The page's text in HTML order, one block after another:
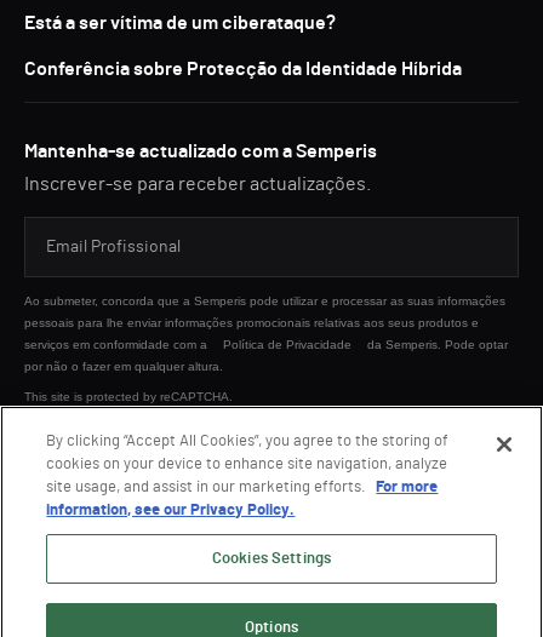
Está a ser vítima de um ciberataque?
Conferência sobre Protecção da Identidade Híbrida
Mantenha-se actualizado com a Semperis
Inscrever-se para receber actualizações.
Ao submeter, concorda que a Semperis pode utilizar e processar as suas informações
pessoais para lhe enviar informações promocionais relativas aos seus produtos e
serviços em conformidade com a
Política de Privacidade
da Semperis. Pode optar
por não o fazer em qualquer altura.
This site is protected by reCAPTCHA.
ENVIAR
By clicking “Accept All Cookies”, you agree to the storing of
cookies on your device to enhance site navigation, analyze
site usage, and assist in our marketing efforts.
For more
information, see our Privacy Policy.
Cookies Settings
Options